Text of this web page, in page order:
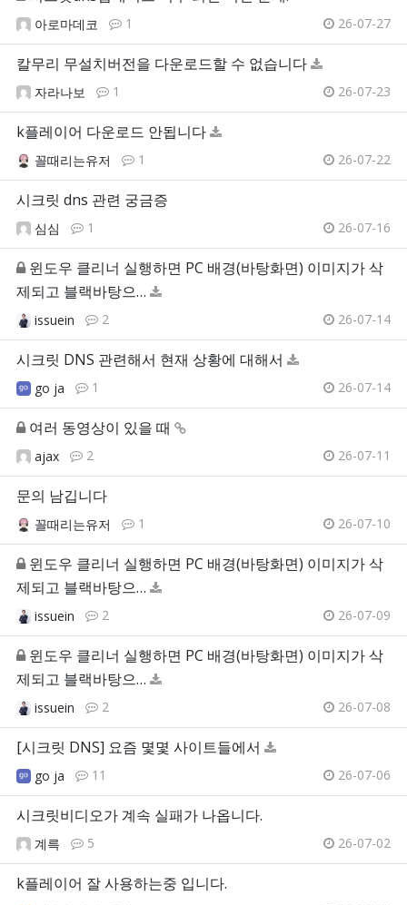
아로마데코 1 26-07-27
칼무리 무설치버전을 다운로드할 수 없습니다
자라나보 1 26-07-23
k플레이어 다운로드 안됩니다
꼴때리는유저 1 26-07-22
시크릿 dns 관련 궁금증
심심 1 26-07-16
윈도우 클리너 실행하면 PC 배경(바탕화면) 이미지가 삭
제되고 블랙바탕으…
issuein 2 26-07-14
시크릿 DNS 관련해서 현재 상황에 대해서
go ja 1 26-07-14
여러 동영상이 있을 때
ajax 2 26-07-11
문의 남깁니다
꼴때리는유저 1 26-07-10
윈도우 클리너 실행하면 PC 배경(바탕화면) 이미지가 삭
제되고 블랙바탕으…
issuein 2 26-07-09
윈도우 클리너 실행하면 PC 배경(바탕화면) 이미지가 삭
제되고 블랙바탕으…
issuein 2 26-07-08
[시크릿 DNS] 요즘 몇몇 사이트들에서
go ja 11 26-07-06
시크릿비디오가 계속 실패가 나옵니다.
계륵 5 26-07-02
k플레이어 잘 사용하는중 입니다.